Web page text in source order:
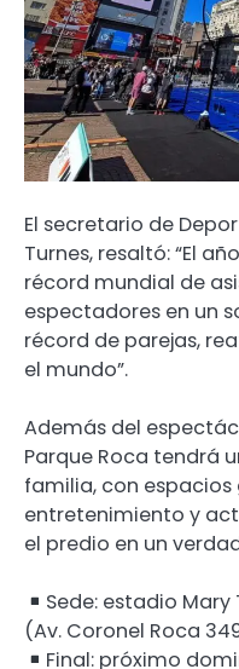
El secretario de
Turnes, resaltó: “El
récord mundial de
espectadores en un
récord de parejas,
el mundo”.
Además del
Parque Roca tendrá
familia, con
entretenimiento y
el predio en un
Sede: estadio Mary
(Av. Coronel Roca
Final: próximo